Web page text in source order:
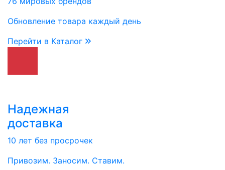
Обновление товара каждый день
Перейти в Каталог
Надежная
доставка
10 лет без просрочек
Привозим. Заносим. Ставим.